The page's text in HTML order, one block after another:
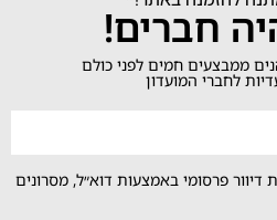
חברים!
ממבצעים חמים לפני כולם
לחברי המועדון
פרסומי באמצעות דוא״ל, מסרונים